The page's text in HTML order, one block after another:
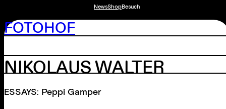
NewsShopBesuch
FOTOHOF
NIKOLAUS WALTER
ESSAYS: Peppi Gamper